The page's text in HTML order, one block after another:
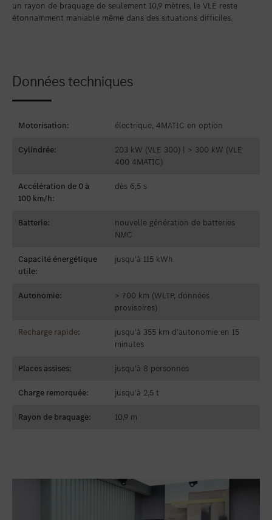
un rayon de braquage de seulement 10,9 mètres, le VLE reste
étonnamment maniable même dans des situations difficiles.
Données techniques
Motorisation: électrique, 4MATIC en option
Cylindrée:
203 kW (VLE 300) | > 300 kW (VLE
400 4MATIC)
Accélération de 0 à
100 km/h:
dès 6,5 s
Batterie:
nouvelle génération de batteries
NMC
Capacité énergétique
utile:
jusqu’à 115 kWh
Autonomie:
> 700 km (WLTP, données
provisoires)
Recharge rapide:
jusqu’à 355 km d’autonomie en 15
minutes
Places assises: jusqu’à 8 personnes
Charge remorquée: jusqu’à 2,5 t
Rayon de braquage: 10,9 m